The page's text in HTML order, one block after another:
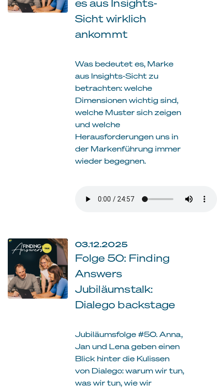
es aus Insights-
Sicht wirklich
ankommt
Was bedeutet es, Marke
aus Insights-Sicht zu
betrachten: welche
Dimensionen wichtig sind,
welche Muster sich zeigen
und welche
Herausforderungen uns in
der Markenführung immer
wieder begegnen.
03.12.2025
Folge 50: Finding
Answers
Jubiläumstalk:
Dialego backstage
Jubiläumsfolge #50. Anna,
Jan und Lena geben einen
Blick hinter die Kulissen
von Dialego: warum wir tun,
was wir tun, wie wir